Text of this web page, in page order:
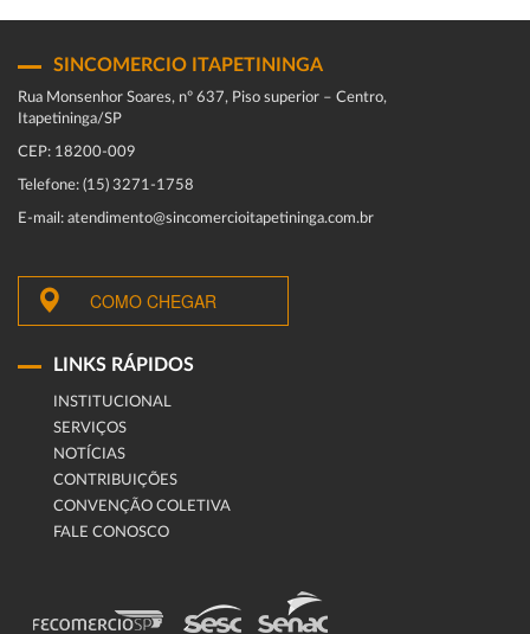
SINCOMERCIO ITAPETININGA
Rua Monsenhor Soares, nº 637, Piso superior – Centro,
Itapetininga/SP
CEP: 18200-009
Telefone: (15) 3271-1758
E-mail: atendimento@sincomercioitapetininga.com.br
COMO CHEGAR
LINKS RÁPIDOS
INSTITUCIONAL
SERVIÇOS
NOTÍCIAS
CONTRIBUIÇÕES
CONVENÇÃO COLETIVA
FALE CONOSCO